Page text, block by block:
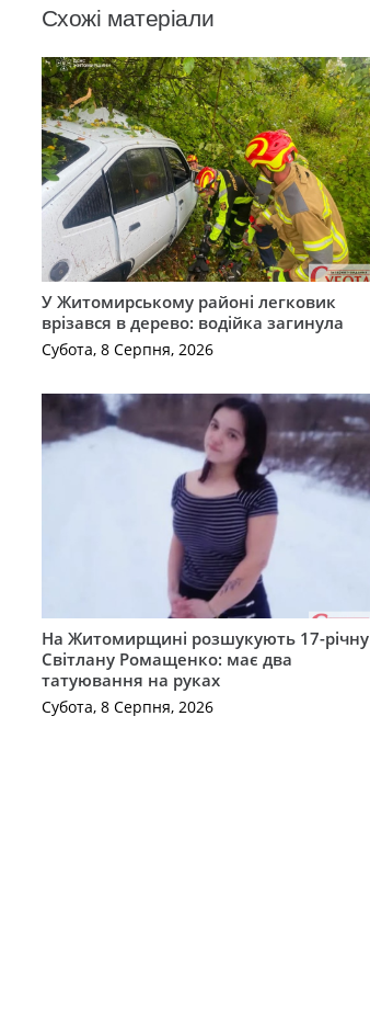
Схожі матеріали
У Житомирському районі легковик
врізався в дерево: водійка загинула
Субота, 8 Серпня, 2026
На Житомирщині розшукують 17-річну
Світлану Ромащенко: має два
татуювання на руках
Субота, 8 Серпня, 2026